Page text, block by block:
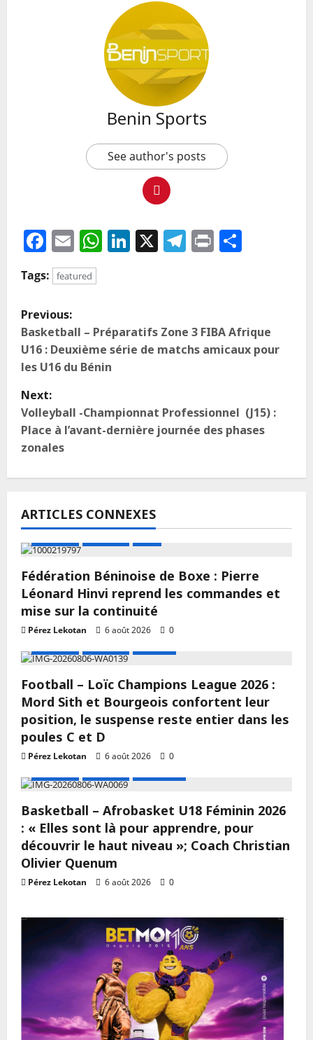
Benin Sports
See author's posts
Facebook
EmailWhatsApp
LinkedIn
X Telegram
Print
Tags: featured
Previous:
Basketball – Préparatifs Zone 3 FIBA Afrique
U16 : Deuxième série de matchs amicaux pour
les U16 du Bénin
Next:
Volleyball -Championnat Professionnel (J15) :
Place à l’avant-dernière journée des phases
zonales
ARTICLES CONNEXES
Fédération Béninoise de Boxe : Pierre
Léonard Hinvi reprend les commandes et
mise sur la continuité
Pérez Lekotan 6 août 2026
0
Football – Loïc Champions League 2026 :
Mord Sith et Bourgeois confortent leur
position, le suspense reste entier dans les
poules C et D
Pérez Lekotan 6 août 2026
0
Basketball – Afrobasket U18 Féminin 2026
: « Elles sont là pour apprendre, pour
découvrir le haut niveau »; Coach Christian
Olivier Quenum
Pérez Lekotan 6 août 2026 0